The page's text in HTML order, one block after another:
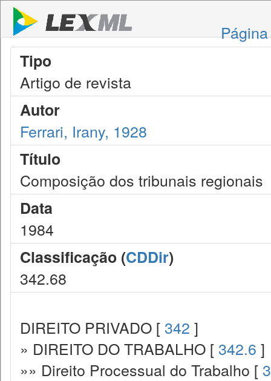
Tipo
Artigo de revista
Autor
Ferrari, Irany, 1928
Título
Composição dos tribunais regionais
Data
1984
Classificação (CDDir)
342.68
DIREITO PRIVADO [ 342 ]
» DIREITO DO TRABALHO [ 342.6 ]
»» Direito Processual do Trabalho [